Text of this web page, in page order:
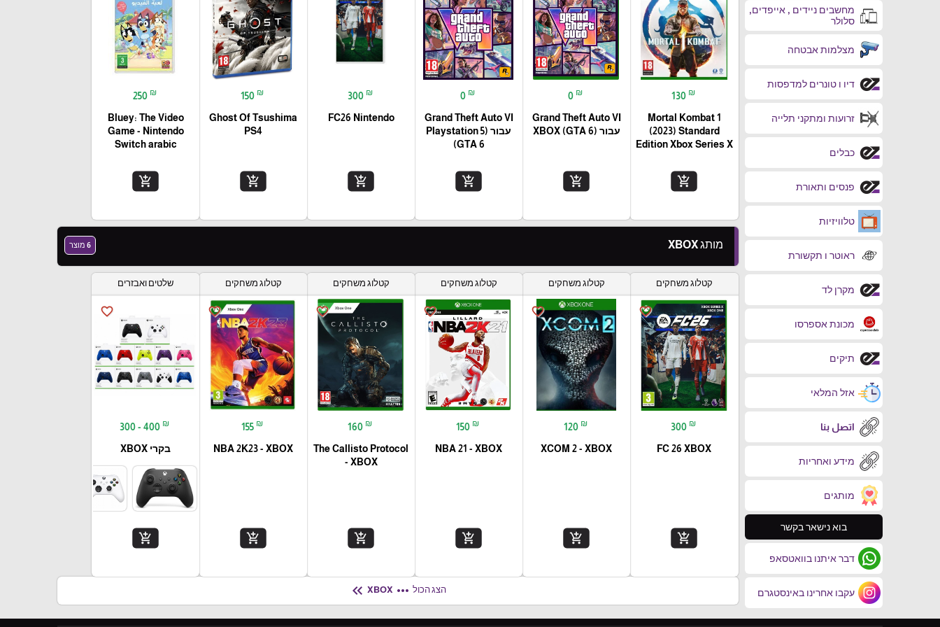
מחשבים ניידים , אייפדים,
סלולר
מצלמות אבטחה
דיו ו טונרים למדפסות
זרועות ומתקני תלייה
כבלים
פנסים ותאורת
טלוויזיות
ראוטר ו תקשורת
מקרן לד
מכונת אספרסו
תיקים
אזל המלאי
اتصل بنا
מידע ואחריות
מותגים
בוא נישאר בקשר
דבר איתנו בוואטסאפ
עקבו אחרינו באינסטגרם
130 ₪
Mortal Kombat 1
(2023) Standard
Edition Xbox Series X
add_shopping_cart
0 ₪
Grand Theft Auto VI
עבור (XBOX (GTA 6
add_shopping_cart
0 ₪
Grand Theft Auto VI
עבור (Playstation 5
(GTA 6
add_shopping_cart
300 ₪
FC26 Nintendo
add_shopping_cart
150 ₪
Ghost Of Tsushima
PS4
add_shopping_cart
250 ₪
Bluey: The Video
Game - Nintendo
Switch arabic
add_shopping_cart
מותג XBOX 6 מוצר
קטלוג משחקים
favorite_border
300 ₪
FC 26 XBOX
add_shopping_cart
קטלוג משחקים
favorite_border
120 ₪
XCOM 2 - XBOX
add_shopping_cart
קטלוג משחקים
favorite_border
150 ₪
NBA 21 - XBOX
add_shopping_cart
קטלוג משחקים
favorite_border
160 ₪
The Callisto Protocol
- XBOX
add_shopping_cart
קטלוג משחקים
favorite_border
155 ₪
NBA 2K23 - XBOX
add_shopping_cart
שלטים ואבזרים
favorite_border
300 - 400 ₪
בקרי XBOX
add_shopping_cart
הצג הכול more_horiz
keyboard_double_arrow_left